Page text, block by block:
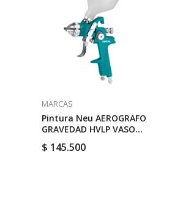
MARCAS
Pintura Neu AEROGRAFO
GRAVEDAD HVLP VASO
$ 145.500